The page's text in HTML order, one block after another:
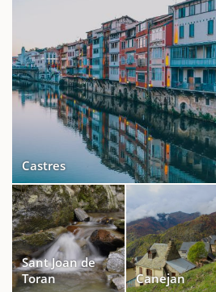
Castres
Sant Joan de
Toran
Canejan